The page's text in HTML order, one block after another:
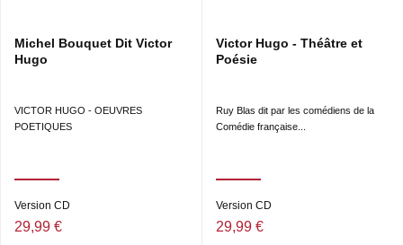
Michel Bouquet Dit Victor
Hugo
VICTOR HUGO - OEUVRES
POETIQUES
Version CD
29,99 €
Victor Hugo - Théâtre et
Poésie
Ruy Blas dit par les comédiens de la
Comédie française...
Version CD
29,99 €